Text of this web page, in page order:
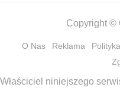
Copyright ©
O Nas Reklama
Właściciel niniejszego